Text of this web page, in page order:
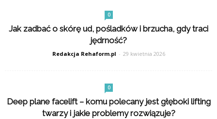
0
Jak zadbać o skórę ud, pośladków i brzucha, gdy traci
jędrność?
Redakcja Rehaform.pl - 29 kwietnia 2026
0
Deep plane facelift – komu polecany jest głęboki lifting
twarzy i jakie problemy rozwiązuje?